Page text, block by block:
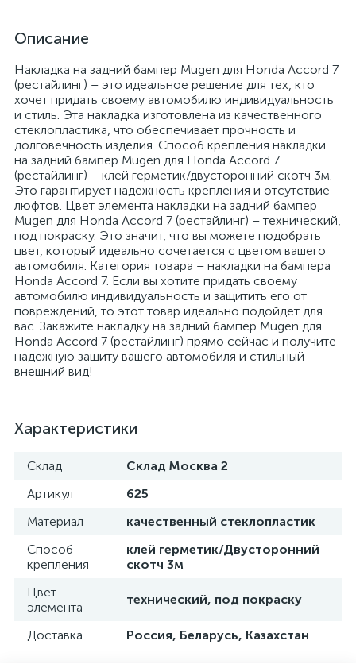
Описание
Накладка на задний бампер Mugen для Honda Accord 7
(рестайлинг) – это идеальное решение для тех, кто
хочет придать своему автомобилю индивидуальность
и стиль. Эта накладка изготовлена из качественного
стеклопластика, что обеспечивает прочность и
долговечность изделия. Способ крепления накладки
на задний бампер Mugen для Honda Accord 7
(рестайлинг) – клей герметик/двусторонний скотч 3м.
Это гарантирует надежность крепления и отсутствие
люфтов. Цвет элемента накладки на задний бампер
Mugen для Honda Accord 7 (рестайлинг) – технический,
под покраску. Это значит, что вы можете подобрать
цвет, который идеально сочетается с цветом вашего
автомобиля. Категория товара – накладки на бампера
Honda Accord 7. Если вы хотите придать своему
автомобилю индивидуальность и защитить его от
повреждений, то этот товар идеально подойдет для
вас. Закажите накладку на задний бампер Mugen для
Honda Accord 7 (рестайлинг) прямо сейчас и получите
надежную защиту вашего автомобиля и стильный
внешний вид!
Характеристики
Склад
Склад Москва 2
Артикул
625
Материал
качественный стеклопластик
Способ
крепления
клей герметик/Двусторонний
скотч 3м
Цвет
элемента
технический, под покраску
Доставка Россия, Беларусь, Казахстан